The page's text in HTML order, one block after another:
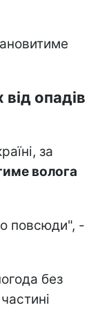
опадів
за
волога
повсюди", -
без